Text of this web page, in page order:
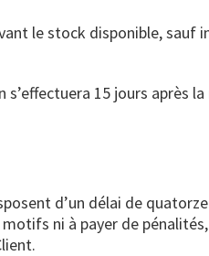
le stock disponible, sauf
15 jours après
d’un délai de
ni à payer de